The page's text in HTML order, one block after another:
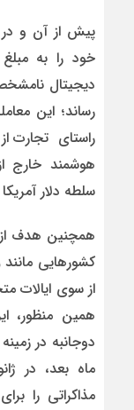
دیجیتال
رساند؛ این
راستای تجارت
هوشمند خارج
سلطه دلار
همچنین هدف از
کشورهایی مانند
از سوی ایالات
مذاکراتی را